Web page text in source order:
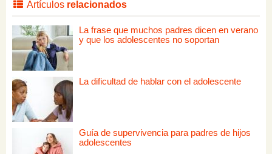
Artículos relacionados
La frase que muchos padres dicen en verano
y que los adolescentes no soportan
La dificultad de hablar con el adolescente
Guía de supervivencia para padres de hijos
adolescentes